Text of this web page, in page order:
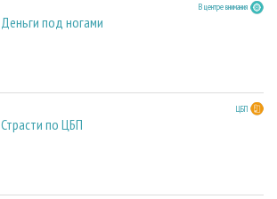
В центре внимания
Деньги под ногами
ЦБП
Страсти по ЦБП